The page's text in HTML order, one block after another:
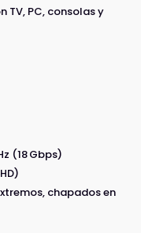
TV, PC, consolas y
(18 Gbps)
chapados en